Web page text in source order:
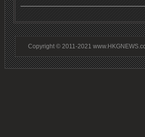
Copyright © 2011-2021